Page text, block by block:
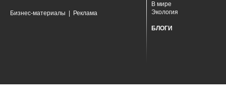
Бизнес-материалы Реклама
В мире
Экология
БЛОГИ